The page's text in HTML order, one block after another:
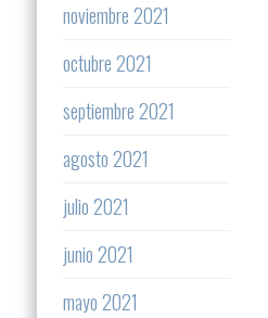
noviembre 2021
octubre 2021
septiembre 2021
agosto 2021
julio 2021
junio 2021
mayo 2021